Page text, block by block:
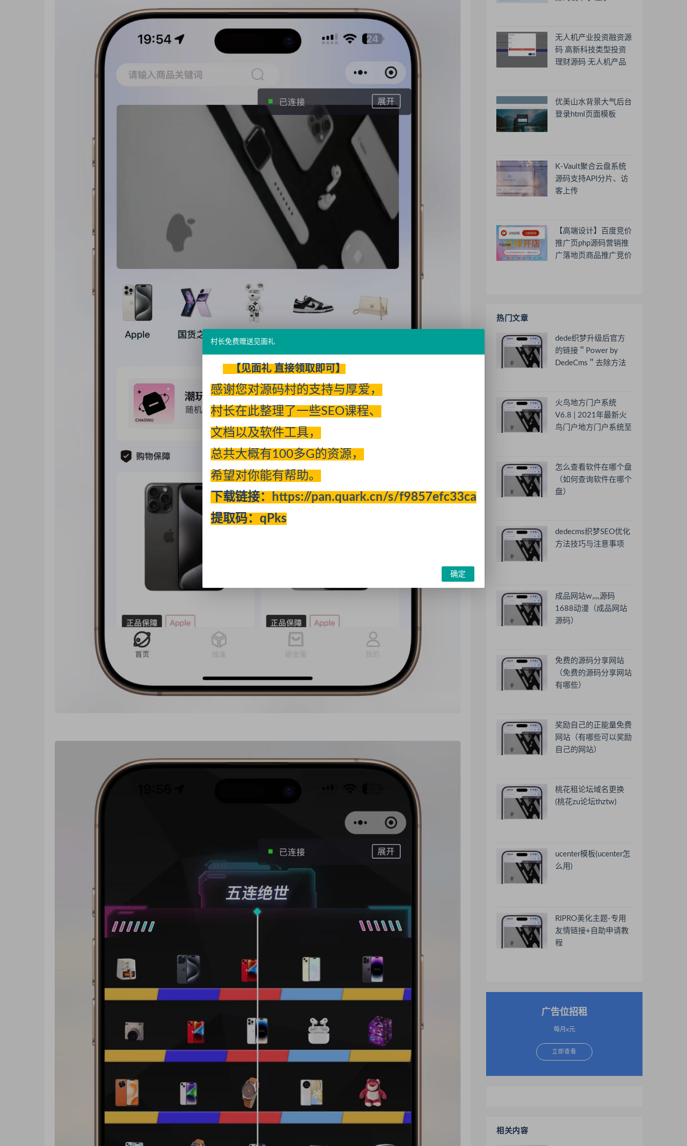
无人机产业投资融资源
码 高新科技类型投资
理财源码 无人机产品
优美山水背景大气后台
登录html页面模板
K-Vault聚合云盘系统
源码支持API分片、访
客上传
【高端设计】百度竞价
推广页php源码营销推
广落地页商品推广竞价
热门文章
dede织梦升级后官方
的链接＂Power by
DedeCms＂去除方法
火鸟地方门户系统
V6.8 | 2021年最新火
鸟门户地方门户系统至
怎么查看软件在哪个盘
（如何查询软件在哪个
盘）
dedecms织梦SEO优化
方法技巧与注意事项
成品网站w灬源码
1688动漫（成品网站
源码）
免费的源码分享网站
（免费的源码分享网站
有哪些）
奖励自己的正能量免费
网站（有哪些可以奖励
自己的网站）
桃花租论坛域名更换
(桃花zu论坛thztw)
ucenter模板(ucenter怎
么用)
RIPRO美化主题-专用
友情链接+自助申请教
程
广告位招租
每月x元
立即查看
相关内容
村长免费赠送见面礼
【见面礼 直接领取即可】
感谢您对源码村的支持与厚爱，
村长在此整理了一些SEO课程、
文档以及软件工具，
总共大概有100多G的资源，
希望对你能有帮助。
下载链接：
https://pan.quark.cn/s/f9857efc33ca
提取码：qPks
确定